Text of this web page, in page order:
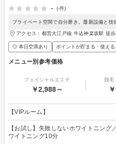
-
(-件)
プライベート空間で自分磨き。最新設備と技
アクセス：都営大江戸線 牛込神楽坂駅 徒
◎ 本日空席あり ポイントが貯まる・使える
メニュー別参考価格
フェイシャルエステ
￥2,988～
脱毛
【VIPルーム】
【お試し】失敗しないホワイトニング
ワイトニング10分